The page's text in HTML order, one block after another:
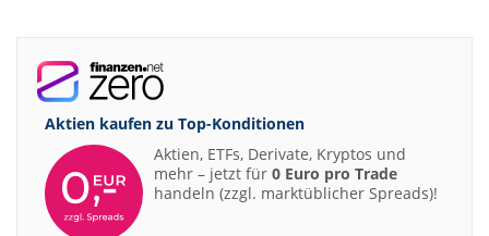
Aktien kaufen zu Top-Konditionen
Aktien, ETFs, Derivate, Kryptos und
mehr – jetzt für 0 Euro pro Trade
handeln (zzgl. marktüblicher Spreads)!